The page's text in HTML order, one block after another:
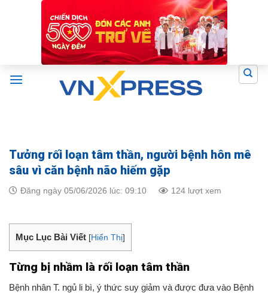
Tưởng rối loạn tâm thần, người bệnh hôn mê
sâu vì căn bệnh não hiếm gặp
Đăng ngày 05/06/2026 lúc: 09:10 124 lượt xem
Mục Lục Bài Viết [Hiển Thị]
Từng bị nhầm là rối loạn tâm thần
Bệnh nhân T. ngủ li bì, ý thức suy giảm và được đưa vào Bệnh